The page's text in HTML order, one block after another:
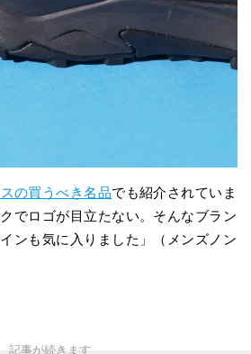
の買うべき名品でも紹介されていま
でロゴが目立たない。そんなブラン
ンも気に入りました」（メンズノン